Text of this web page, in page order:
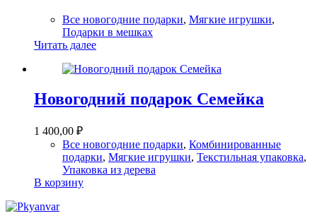
Все новогодние подарки, Мягкие игрушки,
Подарки в мешках
Читать далее
Новогодний подарок Семейка
1 400,00 ₽
Все новогодние подарки, Комбинированные
подарки, Мягкие игрушки, Текстильная упаковка,
Упаковка из дерева
В корзину